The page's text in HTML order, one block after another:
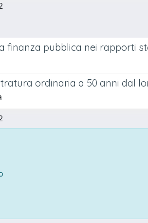
finanza pubblica nei rapporti
ordinaria a 50 anni dal